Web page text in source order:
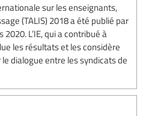
sur les enseignants,
(TALIS) 2018 a été publié par
2020. L’IE, qui a contribué à
les résultats et les considère
dialogue entre les syndicats de